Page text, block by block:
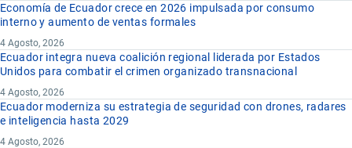
Economía de Ecuador crece en 2026 impulsada por consumo
interno y aumento de ventas formales
4 Agosto, 2026
Ecuador integra nueva coalición regional liderada por Estados
Unidos para combatir el crimen organizado transnacional
4 Agosto, 2026
Ecuador moderniza su estrategia de seguridad con drones, radares
e inteligencia hasta 2029
4 Agosto, 2026